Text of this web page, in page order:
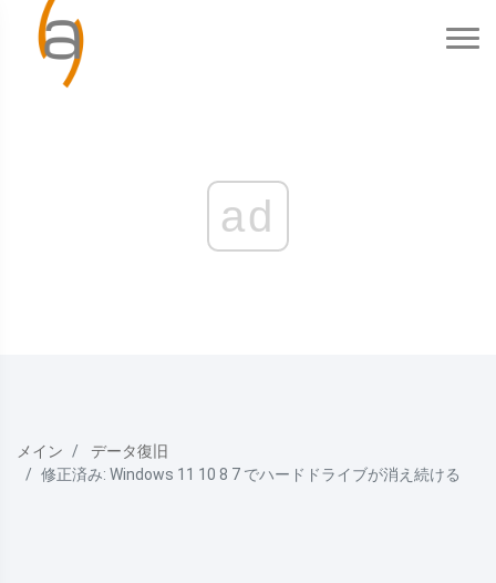
ad
メイン
データ復旧
修正済み: Windows 11 10 8 7 でハードドライブが消え続ける